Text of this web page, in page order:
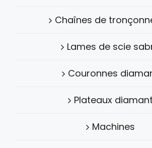
Chaînes de
Lames de scie
Couronnes
Plateaux diamant
Machines